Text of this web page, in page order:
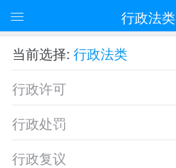
行政法类
当前选择: 行政法类
行政许可
行政处罚
行政复议